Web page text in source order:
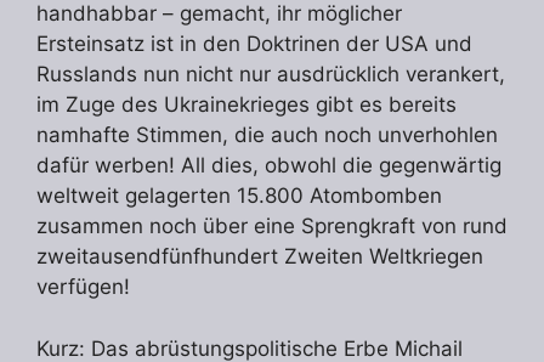
handhabbar – gemacht, ihr möglicher
Ersteinsatz ist in den Doktrinen der USA und
Russlands nun nicht nur ausdrücklich verankert,
im Zuge des Ukrainekrieges gibt es bereits
namhafte Stimmen, die auch noch unverhohlen
dafür werben! All dies, obwohl die gegenwärtig
weltweit gelagerten 15.800 Atombomben
zusammen noch über eine Sprengkraft von rund
zweitausendfünfhundert Zweiten Weltkriegen
verfügen!
Kurz: Das abrüstungspolitische Erbe Michail